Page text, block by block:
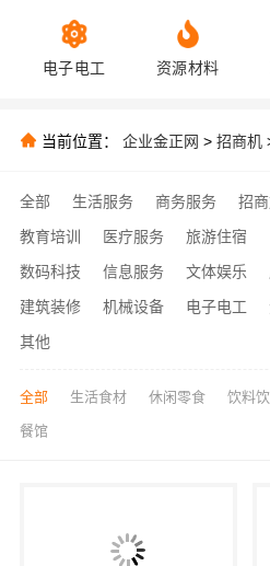
电子电工 资源材料
当前位置： 企业金正网 > 招商机
全部 生活服务 商务服务 招
教育培训
医疗服务 旅游住宿
数码科技
信息服务 文体娱乐
建筑装修
机械设备 电子电工
其他
全部 生活食材 休闲零食 饮料
餐馆